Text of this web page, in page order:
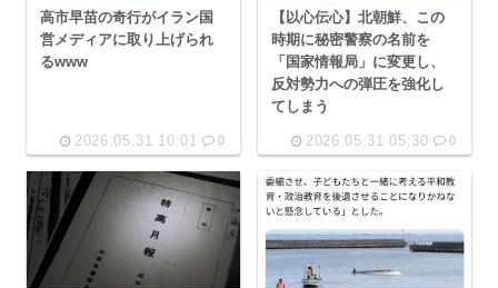
高市早苗の奇行がイラン国
営メディアに取り上げられ
るwww
2026.05.31 10:01 0
【以心伝心】北朝鮮、この
時期に秘密警察の名前を
「国家情報局」に変更し、
反対勢力への弾圧を強化し
てしまう
2026.05.31 05:30 0